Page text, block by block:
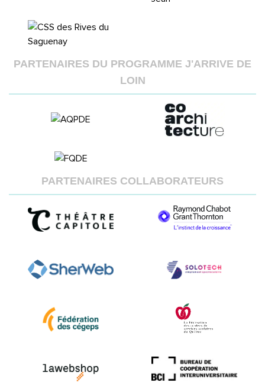
PARTENAIRES DU PROGRAMME J'ARRIVE DE
LOIN
PARTENAIRES COLLABORATEURS